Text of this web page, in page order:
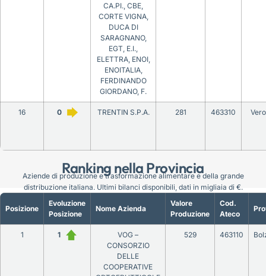
Ranking nella Provincia
CA.PI., CBE,
CORTE VIGNA,
DUCA DI
SARAGNANO,
EGT, E.I.,
ELETTRA, ENOI,
ENOITALIA,
FERDINANDO
GIORDANO, F.
16 0 TRENTIN S.P.A. 281 463310
Posizione
Evoluzione
Posizione
Nome Azienda
Valore
Produzione
Cod.
Ateco
1 1
VOG –
CONSORZIO
DELLE
COOPERATIVE
529 463110
Aziende di produzione e trasformazione alimentare e della grande
distribuzione italiana. Ultimi bilanci disponibili, dati in migliaia di €.